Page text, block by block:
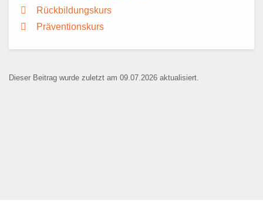
Rückbildungskurs
Präventionskurs
Dieser Beitrag wurde zuletzt am 09.07.2026 aktualisiert.